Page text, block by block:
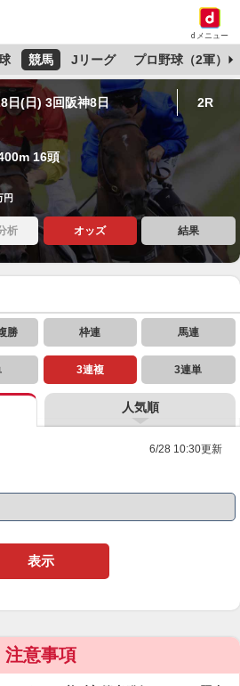
dメニュー
競馬 Jリーグ プロ野球（2軍）
日(日) 3回阪神8日 2R
16頭
円
析 オッズ 結果
勝 枠連 馬連
3連複 3連単
人気順
6/28 10:30更新
表示
注意事項